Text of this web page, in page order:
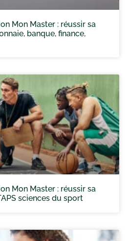
Mon Master : réussir sa
banque, finance,
Mon Master : réussir sa
sciences du sport